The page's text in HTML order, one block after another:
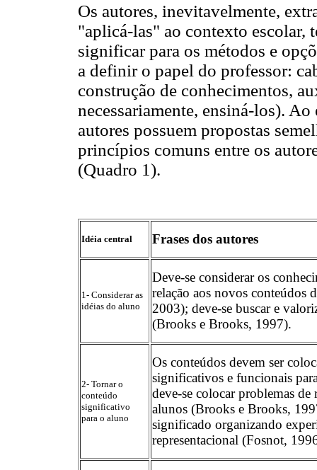
Os autores, inevitavelmente,
"aplicá-las" ao contexto escolar,
significar para os métodos e
a definir o papel do professor:
construção de conhecimentos,
necessariamente, ensiná-los).
autores possuem propostas
princípios comuns entre os
(Quadro 1).
Idéia central Frases dos autores
1- Considerar as
idéias do aluno
Deve-se considerar os
relação aos novos conteúdos
2003); deve-se buscar e
(Brooks e Brooks, 1997).
2- Tornar o
conteúdo
significativo
para o aluno
Os conteúdos devem ser
significativos e funcionais
deve-se colocar problemas de
alunos (Brooks e Brooks,
significado organizando
representacional (Fosnot,